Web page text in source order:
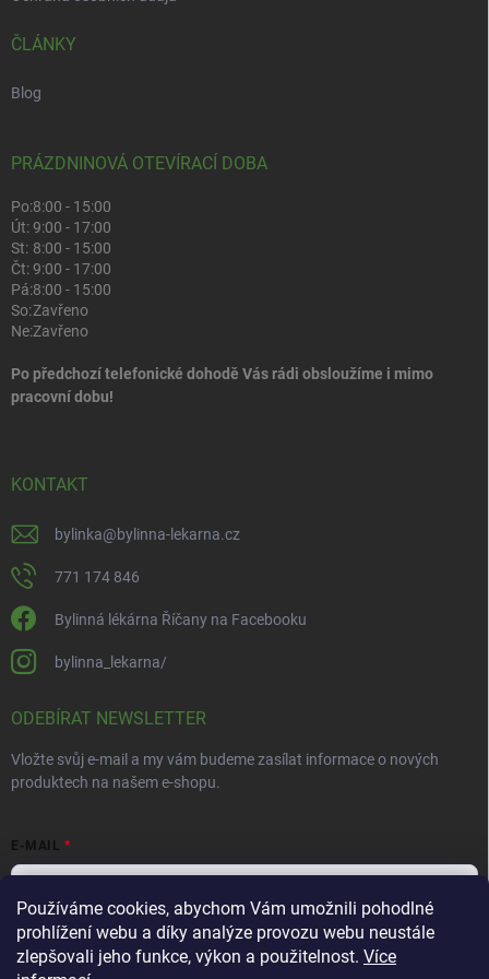
Používáme cookies, abychom Vám umožnili pohodlné
prohlížení webu a díky analýze provozu webu neustále
zlepšovali jeho funkce, výkon a použitelnost. Více
ČLÁNKY
Blog
PRÁZDNINOVÁ OTEVÍRACÍ DOBA
Po:8:00 - 15:00
Út:9:00 - 17:00
St: 8:00 - 15:00
Čt:9:00 - 17:00
Pá:8:00 - 15:00
So:Zavřeno
Ne:Zavřeno
Po předchozí telefonické dohodě Vás rádi obsloužíme i mimo
pracovní dobu!
KONTAKT
bylinka@bylinna-lekarna.cz
771 174 846
Bylinná lékárna Říčany na Facebooku
bylinna_lekarna/
ODEBÍRAT NEWSLETTER
Vložte svůj e-mail a my vám budeme zasílat informace o nových
produktech na našem e-shopu.
E-MAIL
Vložením e-mailu souhlasíte spodmínkami ochrany osobních údajů